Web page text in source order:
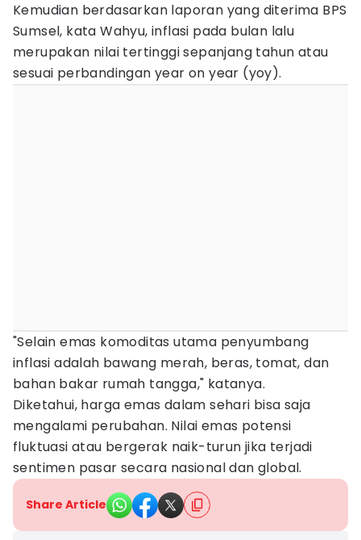
Kemudian berdasarkan laporan yang diterima BPS
Sumsel, kata Wahyu, inflasi pada bulan lalu
merupakan nilai tertinggi sepanjang tahun atau
sesuai perbandingan year on year (yoy).
"Selain emas komoditas utama penyumbang
inflasi adalah bawang merah, beras, tomat, dan
bahan bakar rumah tangga," katanya.
Diketahui, harga emas dalam sehari bisa saja
mengalami perubahan. Nilai emas potensi
fluktuasi atau bergerak naik-turun jika terjadi
sentimen pasar secara nasional dan global.
Share Article